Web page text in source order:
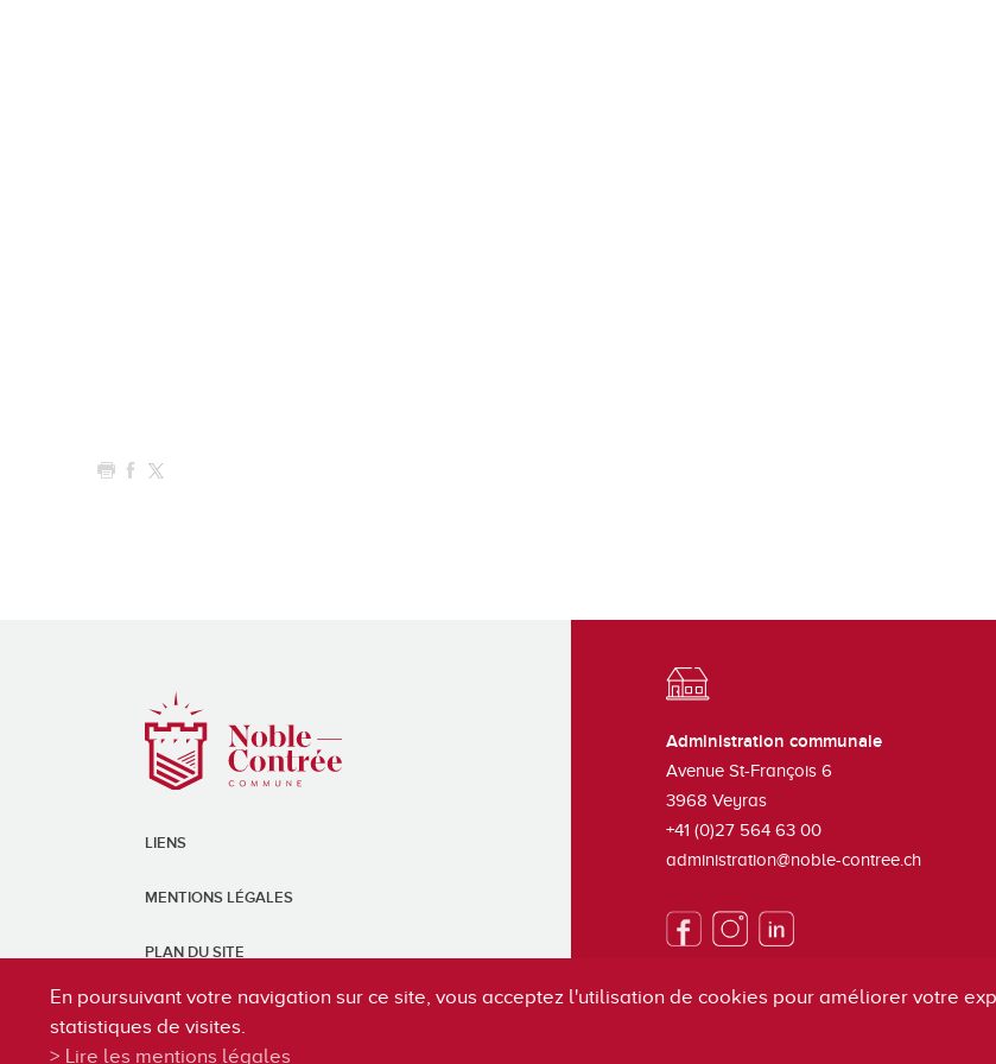
LIENS
MENTIONS LÉGALES
PLAN DU SITE
Administration communale
Avenue St-François 6
3968 Veyras
+41 (0)27 564 63 00
administration@noble-contree.ch
S'inscrire à la newsletter
En poursuivant votre navigation sur ce site, vous acceptez l'utilisation de cookies pour améliorer votre
statistiques de visites.
Lire les mentions légales